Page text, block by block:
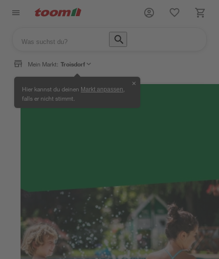
Mein Markt: Troisdorf
Hier kannst du deinen Markt anpassen
falls er nicht stimmt.
✕